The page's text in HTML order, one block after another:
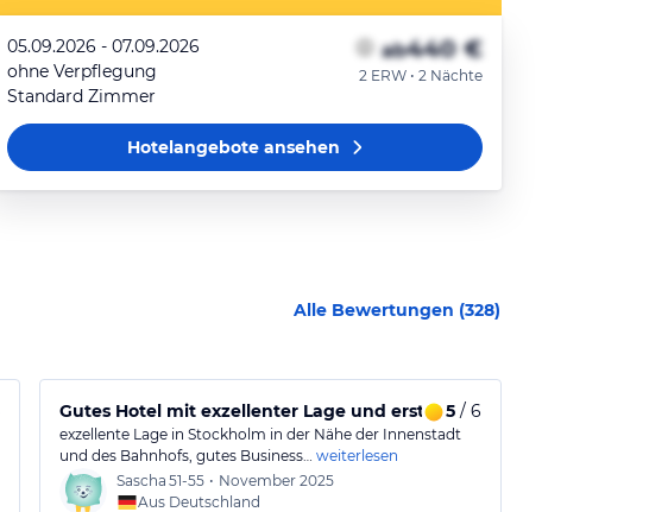
05.09.2026 - 07.09.2026
ohne Verpflegung
Standard Zimmer
ab440 €
2 ERW • 2 Nächte
Hotelangeboteansehen
Alle Bewertungen (328)
Gutes Hotel mit exzellenter Lage und erstklassigem Frühstück
5/ 6
exzellente Lage in Stockholm in der Nähe der Innenstadt
und des Bahnhofs, gutes Business… weiterlesen
Sascha 51-55 • November 2025
Aus Deutschland